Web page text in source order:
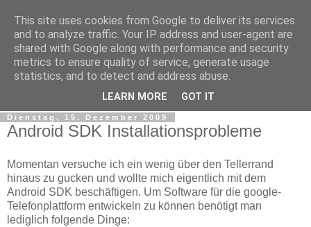
tobsen.de
Dinge die das Leben erleichtern, Wissenswertes, C# und
Dienstag, 15. Dezember 2009
Android SDK Installationsprobleme
Momentan versuche ich ein wenig über den Tellerrand
hinaus zu gucken und wollte mich eigentlich mit dem
Android SDK beschäftigen. Um Software für die google-
Telefonplattform entwickeln zu können benötigt man
lediglich folgende Dinge:
This site uses cookies from Google to deliver its services
and to analyze traffic. Your IP address and user-agent are
shared with Google along with performance and security
metrics to ensure quality of service, generate usage
statistics, and to detect and address abuse.
LEARN MORE GOT IT